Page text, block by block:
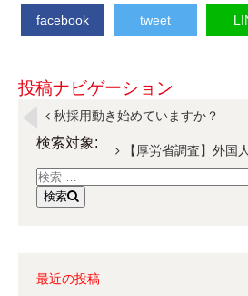
facebook tweet
投稿ナビゲーション
秋採用動き始めていますか？
【厚労省調査】外国
検索対象:
検索
最近の投稿